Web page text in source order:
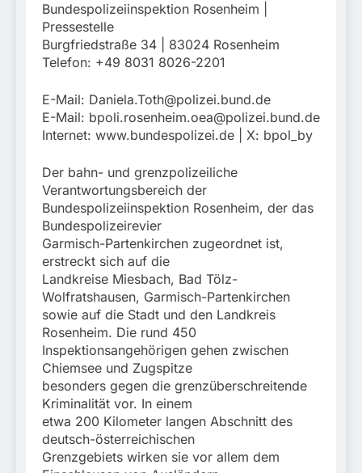
Bundespolizeiinspektion Rosenheim |
Pressestelle
Burgfriedstraße 34 | 83024 Rosenheim
Telefon: +49 8031 8026-2201
E-Mail: Daniela.Toth@polizei.bund.de
E-Mail: bpoli.rosenheim.oea@polizei.bund.de
Internet: www.bundespolizei.de | X: bpol_by
Der bahn- und grenzpolizeiliche
Verantwortungsbereich der
Bundespolizeiinspektion Rosenheim, der das
Bundespolizeirevier
Garmisch-Partenkirchen zugeordnet ist,
erstreckt sich auf die
Landkreise Miesbach, Bad Tölz-
Wolfratshausen, Garmisch-Partenkirchen
sowie auf die Stadt und den Landkreis
Rosenheim. Die rund 450
Inspektionsangehörigen gehen zwischen
Chiemsee und Zugspitze
besonders gegen die grenzüberschreitende
Kriminalität vor. In einem
etwa 200 Kilometer langen Abschnitt des
deutsch-österreichischen
Grenzgebiets wirken sie vor allem dem